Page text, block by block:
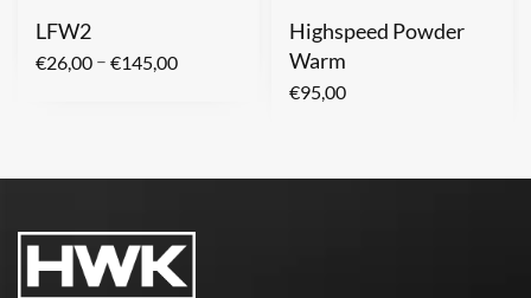
LFW2
€26,00 – €145,00
Highspeed Powder
Warm
€95,00